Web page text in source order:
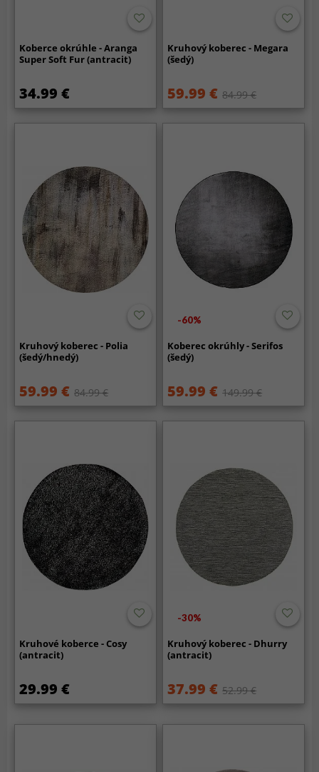
Koberce okrúhle - Aranga
Super Soft Fur (antracit)
34.99 €
Kruhový koberec - Megara
(šedý)
59.99 € 84.99 €
Kruhový koberec - Polia
(šedý/hnedý)
59.99 € 84.99 €
-60%
Koberec okrúhly - Serifos
(šedý)
59.99 € 149.99 €
Kruhové koberce - Cosy
(antracit)
29.99 €
-30%
Kruhový koberec - Dhurry
(antracit)
37.99 € 52.99 €